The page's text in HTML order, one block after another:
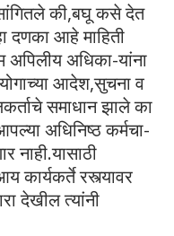
की,बघू कसे देत
दणका आहे माहिती
अपिलीय अधिका-यांना
आदेश,सुचना व
समाधान झाले का
अधिनिष्ठ कर्मचा-
नाही.यासाठी
रस्त्यावर
देखील त्यांनी